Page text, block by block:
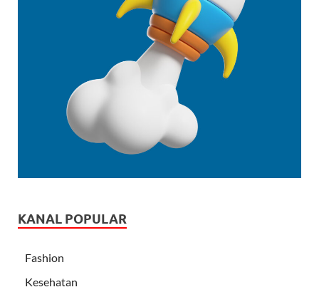
KANAL POPULAR
Fashion
Kesehatan